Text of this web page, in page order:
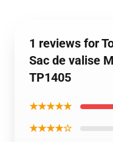
1 reviews for
Sac de valise
TP1405
★★★★★
★★★★☆